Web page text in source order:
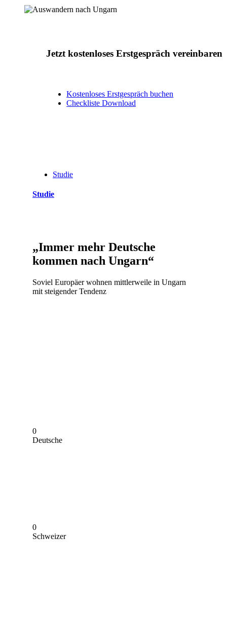
Jetzt kostenloses Erstgespräch vereinbaren
Kostenloses Erstgespräch buchen
Checkliste Download
Studie
Studie
„Immer mehr Deutsche
kommen nach Ungarn“
Soviel Europäer wohnen mittlerweile in Ungarn
mit steigender Tendenz
0
Deutsche
0
Schweizer